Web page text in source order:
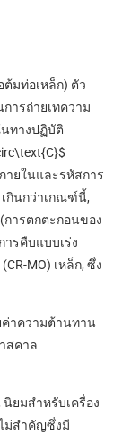
ต้มท่อเหล็ก) ตัว
ารถ่ายเทความ
ทางปฏิบัติ
ายในและรหัสการ
เกินกว่าเกณฑ์นี้,
การตกตะกอนของ
รคืบแบบเร่ง
MO) เหล็ก, ซึ่ง
ค่าความต้านทาน
สคาล
ยมสำหรับเครื่อง
ม่สำคัญซึ่งมี